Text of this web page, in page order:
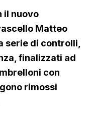
il nuovo
Matteo
serie di controlli,
finalizzati ad
con
rimossi